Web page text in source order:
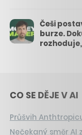
Češi
burze.
CO SE DĚJE V AI
Průšvih
Nečekaný směr AI